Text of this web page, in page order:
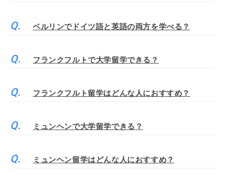
ベルリンでドイツ語と英語の両方を学べる？
フランクフルトで大学留学できる？
フランクフルト留学はどんな人におすすめ？
ミュンヘンで大学留学できる？
ミュンヘン留学はどんな人におすすめ？